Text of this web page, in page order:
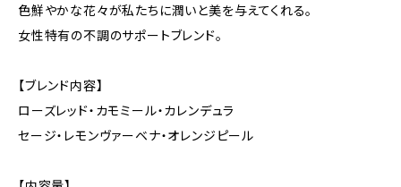
色鮮やかな花々が私たちに潤いと美を与えてくれる。
女性特有の不調のサポートブレンド。
【ブレンド内容】
ローズレッド・カモミール・カレンデュラ
セージ・レモンヴァーベナ・オレンジピール